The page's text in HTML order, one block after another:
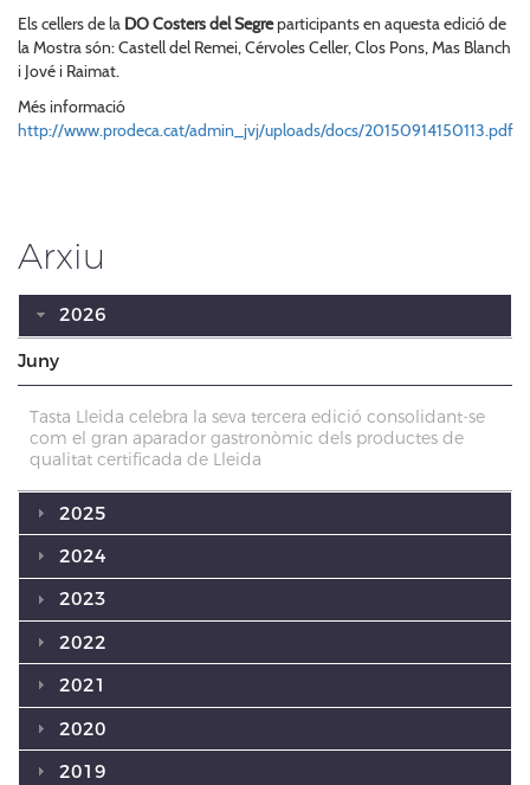
Els cellers de la DO Costers del Segreparticipants en aquesta edició de
la Mostra són: Castell del Remei, Cérvoles Celler, Clos Pons, Mas Blanch
i Jové i Raimat.
Més informació
http://www.prodeca.cat/admin_jvj/uploads/docs/20150914150113.pdf
Arxiu
2026
Juny
Tasta Lleida celebra la seva tercera edició consolidant-se
com el gran aparador gastronòmic dels productes de
qualitat certificada de Lleida
2025
2024
2023
2022
2021
2020
2019